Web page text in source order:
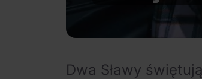
Dwa Sławy